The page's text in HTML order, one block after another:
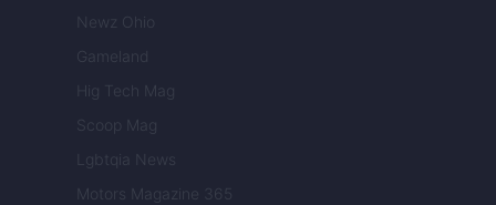
Newz Ohio
Gameland
Hig Tech Mag
Scoop Mag
Lgbtqia News
Motors Magazine 365